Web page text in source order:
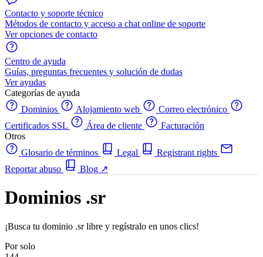
Contacto y soporte técnico
Métodos de contacto y acceso a chat online de soporte
Ver opciones de contacto
Centro de ayuda
Guías, preguntas frecuentes y solución de dudas
Ver ayudas
Categorías de ayuda
Dominios
Alojamiento web
Correo electrónico
Certificados SSL
Área de cliente
Facturación
Otros
Glosario de términos
Legal
Registrant rights
Reportar abuso
Blog ↗
Dominios .sr
¡Busca tu dominio .sr libre y regístralo en unos clics!
Por solo